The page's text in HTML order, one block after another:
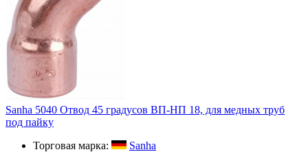
Sanha 5040 Отвод 45 градусов ВП-НП 18, для медных труб
под пайку
Торговая марка:
Sanha